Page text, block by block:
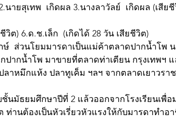
นายสุเทพ  เกิดผล 3.นางลาวัลย์  เกิดผล (เสีย
ต) 6.ด.ช.เล็ก  (เกิดได้ 28 วัน เสียชีวิต)
ษ์  ส่วนโยมมารดาเป็นแม่ค้าตลาดปากน้ำโพ
ากน้ำโพ มาขายที่ตลาดท่าเตียน กรุงเทพฯ
ลาหมึกแห้ง ปลาทูเค็ม ฯลฯ จากตลาดเยาวรา
นมัธยมศึกษาปีที่ 2 แล้วออกจากโรงเรียนเพื่
ท่านต้องเป็นหัวเรี่ยวหัวแรงให้กับมารดาทำ